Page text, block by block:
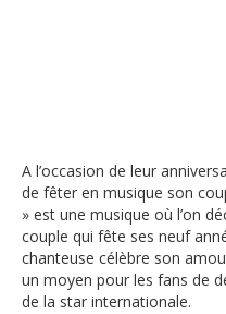
A l’occasion de leur
de fêter en musique son
» est une musique où l’on
couple qui fête ses neuf
chanteuse célèbre son
un moyen pour les fans de
de la star internationale.